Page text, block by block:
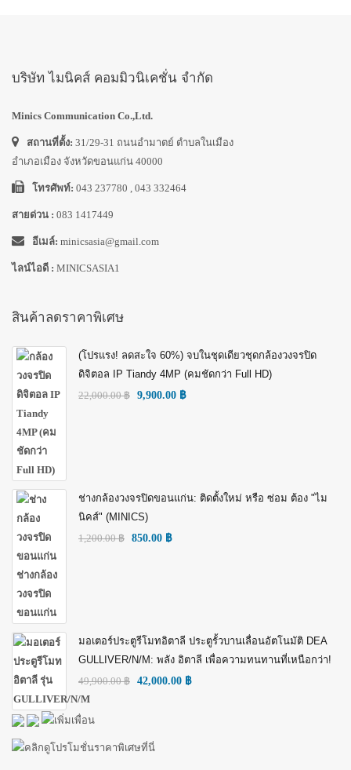
บริษัท ไมนิคส์ คอมมิวนิเคชั่น จำกัด
Minics Communication Co.,Ltd.
สถานที่ตั้ง: 31/29-31 ถนนอำมาตย์ ตำบลในเมือง
อำเภอเมือง จังหวัดขอนแก่น 40000
โทรศัพท์: 043 237780 , 043 332464
สายด่วน : 083 1417449
อีเมล์: minicsasia@gmail.com
ไลน์ไอดี : MINICSASIA1
สินค้าลดราคาพิเศษ
(โปรแรง! ลดสะใจ 60%) จบในชุดเดียวชุดกล้องวงจรปิด
ดิจิตอล IP Tiandy 4MP (คมชัดกว่า Full HD)
22,000.00฿ 9,900.00 ฿
ช่างกล้องวงจรปิดขอนแก่น: ติดตั้งใหม่ หรือ ซ่อม ต้อง "ไม
นิคส์" (MINICS)
1,200.00฿ 850.00 ฿
มอเตอร์ประตูรีโมทอิตาลี ประตูรั้วบานเลื่อนอัตโนมัติ DEA
GULLIVER/N/M: พลัง อิตาลี เพื่อความทนทานที่เหนือกว่า!
49,900.00฿ 42,000.00 ฿